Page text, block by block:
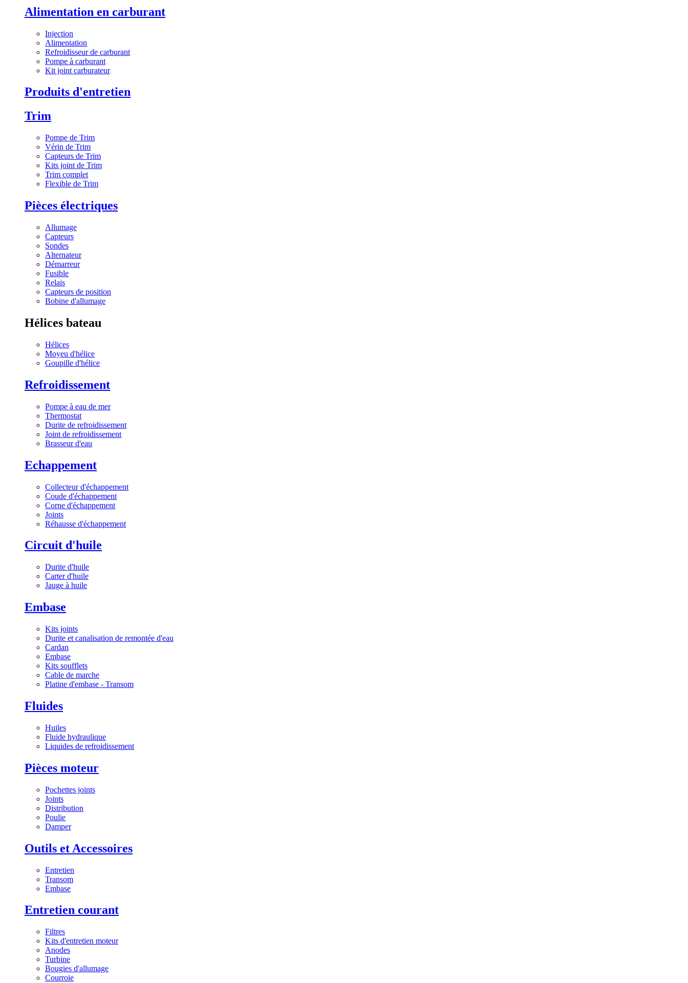
Alimentation en carburant
Injection
Alimentation
Refroidisseur de carburant
Pompe à carburant
Kit joint carburateur
Produits d'entretien
Trim
Pompe de Trim
Vérin de Trim
Capteurs de Trim
Kits joint de Trim
Trim complet
Flexible de Trim
Pièces électriques
Allumage
Capteurs
Sondes
Alternateur
Démarreur
Fusible
Relais
Capteurs de position
Bobine d'allumage
Hélices bateau
Hélices
Moyeu d'hélice
Goupille d'hélice
Refroidissement
Pompe à eau de mer
Thermostat
Durite de refroidissement
Joint de refroidissement
Brasseur d'eau
Echappement
Collecteur d'échappement
Coude d'échappement
Corne d'échappement
Joints
Réhausse d'échappement
Circuit d'huile
Durite d'huile
Carter d'huile
Jauge à huile
Embase
Kits joints
Durite et canalisation de remontée d'eau
Cardan
Embase
Kits soufflets
Cable de marche
Platine d'embase - Transom
Fluides
Huiles
Fluide hydraulique
Liquides de refroidissement
Pièces moteur
Pochettes joints
Joints
Distribution
Poulie
Damper
Outils et Accessoires
Entretien
Transom
Embase
Entretien courant
Filtres
Kits d'entretien moteur
Anodes
Turbine
Bougies d'allumage
Courroie